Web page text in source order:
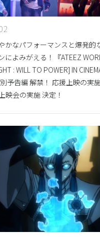
かなパフォーマンスと爆発的
によみがえる！『ATEEZ
: WILL TO POWER] IN
別予告編 解禁！ 応援上映の実
映会の実施 決定！